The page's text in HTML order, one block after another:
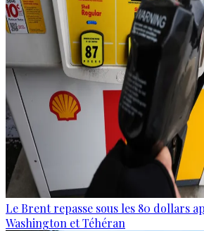
Le Brent repasse sous les 80 dollars
Washington et Téhéran